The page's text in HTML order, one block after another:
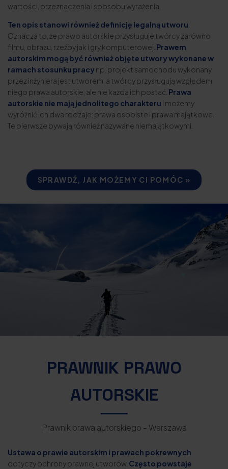
wartości, przeznaczenia i sposobu wyrażenia.
Ten opis stanowi również definicję legalną utworu
Oznacza to, że prawo autorskie przysługuje twórcy zarówno
filmu, obrazu, rzeźby jak i gry komputerowej. Prawem
autorskim mogą być również objęte utwory wykonane w
ramach stosunku pracy np. projekt samochodu wykonany
przez inżyniera jest utworem, a twórcy przysługują względem
niego prawa autorskie, ale nie każda ich postać. Prawa
autorskie nie mają jednolitego charakteru i możemy
wyróżnić ich dwa rodzaje: prawa osobiste i prawa majątkowe.
Te pierwsze bywają również nazywane niemajątkowymi.
SPRAWDŹ, JAK MOŻEMY CI POMÓC »
PRAWNIK PRAWO
AUTORSKIE
Prawnik prawa autorskiego - Warszawa
Ustawa o prawie autorskim i prawach pokrewnych
dotyczy ochrony prawnej utworów. Często powstaje